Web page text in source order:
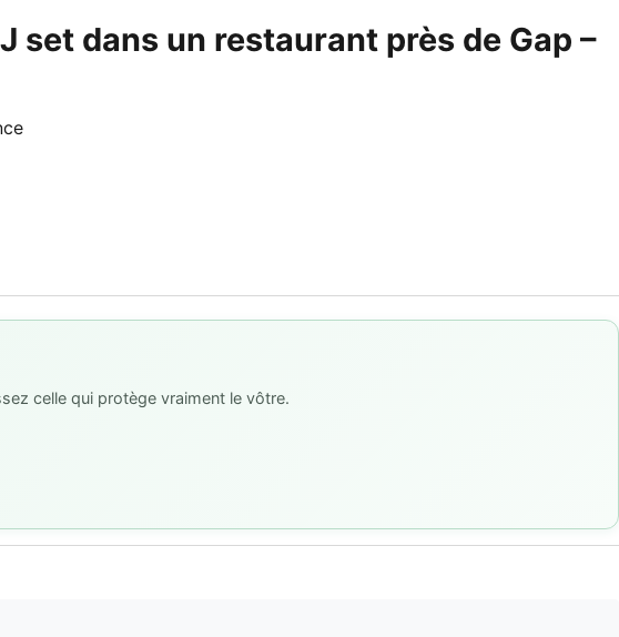
set dans un restaurant près de Gap –
celle qui protège vraiment le vôtre.